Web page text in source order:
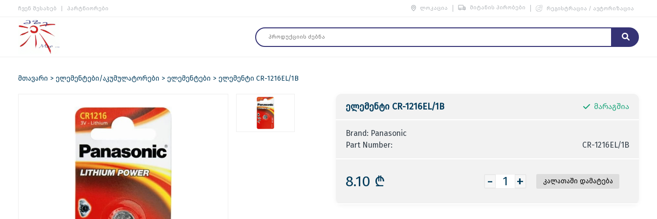
ჩვენ შესახებ პარტნიორები ლოკაცია მიტანის პირობები რეგისტრაცია / ავტორიზაცია
მთავარი ელემენტები/აკუმულატორები ელემენტები ელემენტი CR-1216EL/1B
ელემენტი CR-1216EL/1B მარაგშია
Brand: Panasonic
Part Number:
CR-1216EL/1B
8.10 ₾ - +